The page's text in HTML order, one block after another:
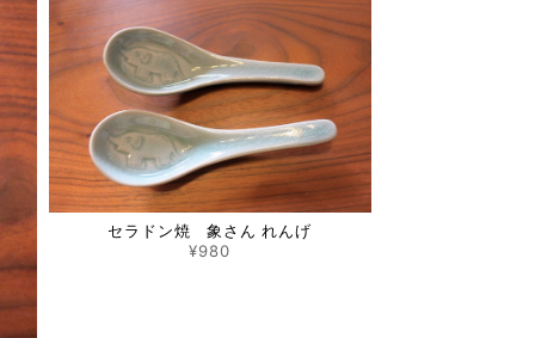
さん使っていただけたら幸いです(o^^o) 今後と
うございました😊
りがとうございます☆ 久しぶりに入荷したココナ
をよろしくお願い致します☆
セラドン焼 象さん れんげ
¥980